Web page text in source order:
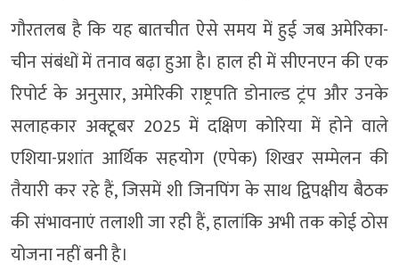
गौरतलब है कि यह बातचीत ऐसे समय में हुई जब अमेरिका-
चीन संबंधों में तनाव बढ़ा हुआ है। हाल ही में सीएनएन की एक
रिपोर्ट के अनुसार, अमेरिकी राष्ट्रपति डोनाल्ड ट्रंप और उनके
सलाहकार अक्टूबर 2025 में दक्षिण कोरिया में होने वाले
एशिया-प्रशांत आर्थिक सहयोग (एपेक) शिखर सम्मेलन की
तैयारी कर रहे हैं, जिसमें शी जिनपिंग के साथ द्विपक्षीय बैठक
की संभावनाएं तलाशी जा रही हैं, हालांकि अभी तक कोई ठोस
योजना नहीं बनी है।